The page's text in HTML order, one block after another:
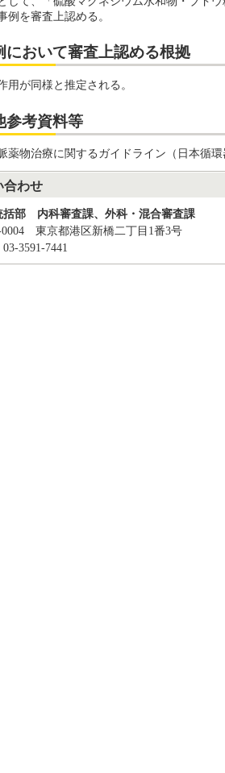
例を審査上認める。
において審査上認める根拠
用が同様と推定される。
参考資料等
薬物治療に関するガイドライン（日本循環
合わせ
括部 内科審査課、外科・混合審査課
0004 東京都港区新橋二丁目1番3号
3591-7441